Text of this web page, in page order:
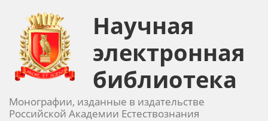
Научная
электронная
библиотека
Монографии, изданные в издательстве
Российской Академии Естествознания